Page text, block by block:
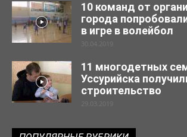
10 команд от
города
в игре в волейбол
30.04.2019
11 многодетных
Уссурийска
строительство
29.03.2019